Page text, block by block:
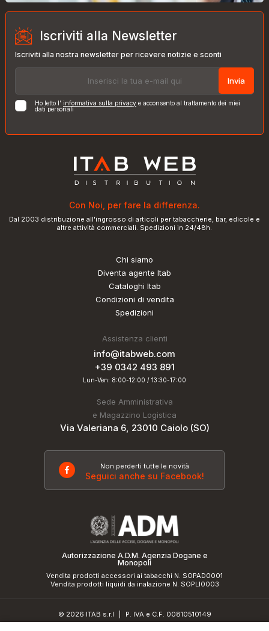
Iscriviti alla Newsletter
Iscriviti alla nostra newsletter per ricevere notizie e sconti
Invia
Ho letto l' informativa sulla privacy e acconsento al trattamento dei miei
dati personali
Con Noi, per fare la differenza.
Dal 2003 distribuzione all'ingrosso di articoli per tabaccherie, bar, edicole e
altre attività commerciali. Spedizioni in 24/48h.
Chi siamo
Diventa agente Itab
Cataloghi Itab
Condizioni di vendita
Spedizioni
Assistenza clienti
info@itabweb.com
+39 0342 493 891
Lun-Ven: 8:00-12:00 / 13:30-17:00
Sede Amministrativa
e Magazzino Logistica
Via Valeriana 6, 23010 Caiolo (SO)
Non perderti tutte le novità
Seguici anche su Facebook!
Autorizzazione A.D.M. Agenzia Dogane e
Monopoli
Vendita prodotti accessori ai tabacchi N. SOPAD0001
Vendita prodotti liquidi da inalazione N. SOPLI0003
© 2026 ITAB s.r.l
P. IVA e C.F. 00810510149